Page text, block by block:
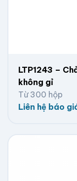
LTP1243 –
không gỉ
Từ 300 hộp
Liên hệ báo